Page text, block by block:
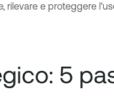
e proteggere
5